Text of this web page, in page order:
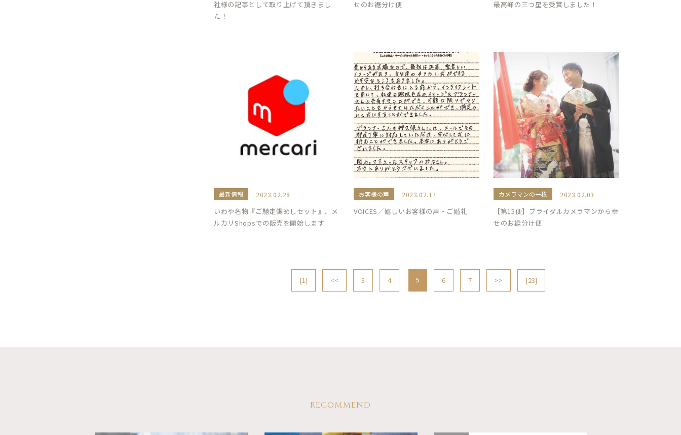
社様の記事として取り上げて頂きまし
た！
せのお裾分け便
最高峰の三つ星を受賞しました！
最新情報 2023.02.28
いわや名物『ご馳走鯛めしセット』、メ
ルカリShopsでの販売を開始します
お客様の声 2023.02.17
VOICES／嬉しいお客様の声・ご婚礼
カメラマンの一枚 2023.02.03
【第15便】ブライダルカメラマンから幸
せのお裾分け便
[1] << 3 4 5 6 7 >> [23]
RECOMMEND